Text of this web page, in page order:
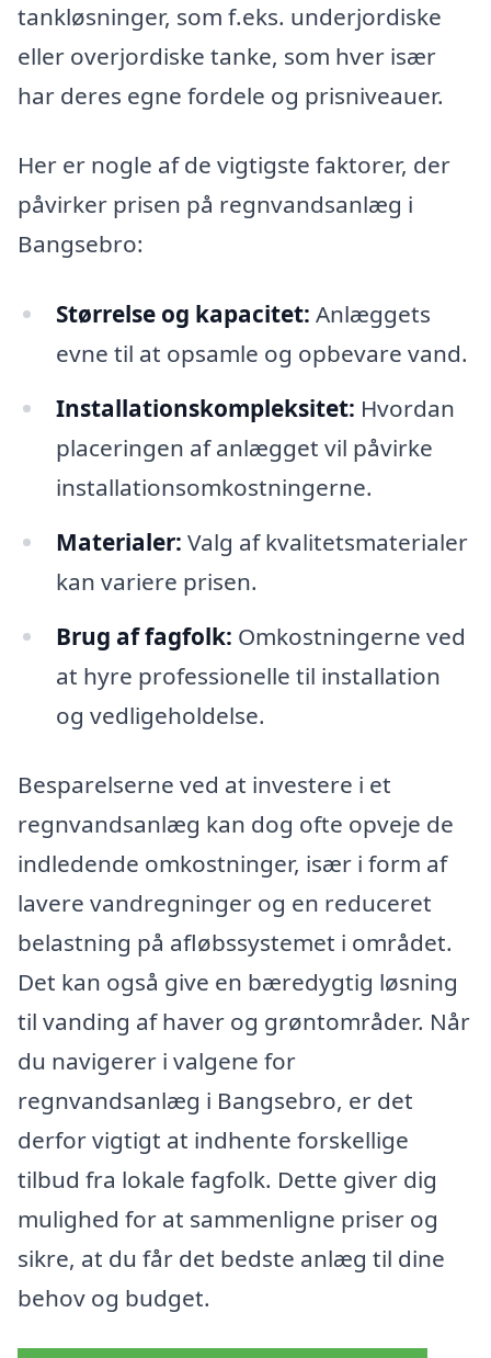
tankløsninger, som f.eks. underjordiske
eller overjordiske tanke, som hver især
har deres egne fordele og prisniveauer.
Her er nogle af de vigtigste faktorer, der
påvirker prisen på regnvandsanlæg i
Bangsebro:
Størrelse og kapacitet: Anlæggets
evne til at opsamle og opbevare vand.
Installationskompleksitet: Hvordan
placeringen af anlægget vil påvirke
installationsomkostningerne.
Materialer: Valg af kvalitetsmaterialer
kan variere prisen.
Brug af fagfolk: Omkostningerne ved
at hyre professionelle til installation
og vedligeholdelse.
Besparelserne ved at investere i et
regnvandsanlæg kan dog ofte opveje de
indledende omkostninger, især i form af
lavere vandregninger og en reduceret
belastning på afløbssystemet i området.
Det kan også give en bæredygtig løsning
til vanding af haver og grøntområder. Når
du navigerer i valgene for
regnvandsanlæg i Bangsebro, er det
derfor vigtigt at indhente forskellige
tilbud fra lokale fagfolk. Dette giver dig
mulighed for at sammenligne priser og
sikre, at du får det bedste anlæg til dine
behov og budget.